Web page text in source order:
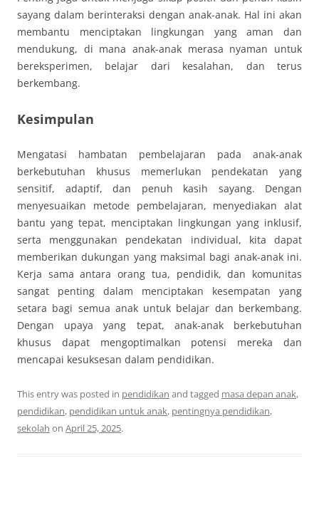
sayang dalam berinteraksi dengan anak-anak. Hal ini akan
membantu menciptakan lingkungan yang aman dan
mendukung, di mana anak-anak merasa nyaman untuk
bereksperimen, belajar dari kesalahan, dan terus
berkembang.
Kesimpulan
Mengatasi hambatan pembelajaran pada anak-anak
berkebutuhan khusus memerlukan pendekatan yang
sensitif, adaptif, dan penuh kasih sayang. Dengan
menyesuaikan metode pembelajaran, menyediakan alat
bantu yang tepat, menciptakan lingkungan yang inklusif,
serta menggunakan pendekatan individual, kita dapat
memberikan dukungan yang maksimal bagi anak-anak ini.
Kerja sama antara orang tua, pendidik, dan komunitas
sangat penting dalam menciptakan kesempatan yang
setara bagi semua anak untuk belajar dan berkembang.
Dengan upaya yang tepat, anak-anak berkebutuhan
khusus dapat mengoptimalkan potensi mereka dan
mencapai kesuksesan dalam pendidikan.
This entry was posted in pendidikan and tagged masa depan anak,
pendidikan, pendidikan untuk anak, pentingnya pendidikan,
sekolah on April 25, 2025.